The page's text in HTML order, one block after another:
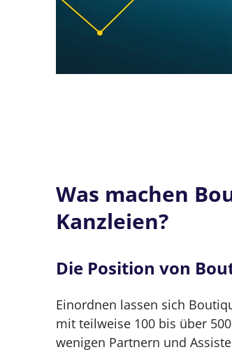
Was machen
Kanzleien?
Die Position von
Einordnen lassen sich
mit teilweise 100 bis über
wenigen Partnern und